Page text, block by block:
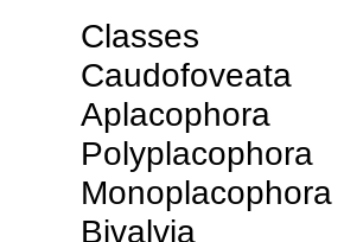
Classes
Caudofoveata
Aplacophora
Polyplacophora
Monoplacophora
Bivalvia